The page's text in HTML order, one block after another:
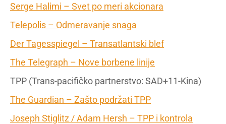
Serge Halimi – Svet po meri akcionara
Telepolis – Odmeravanje snaga
Der Tagesspiegel – Transatlantski blef
The Telegraph – Nove borbene linije
TPP (Trans-pacifičko partnerstvo: SAD+11-Kina)
The Guardian – Zašto podržati TPP
Joseph Stiglitz / Adam Hersh – TPP i kontrola